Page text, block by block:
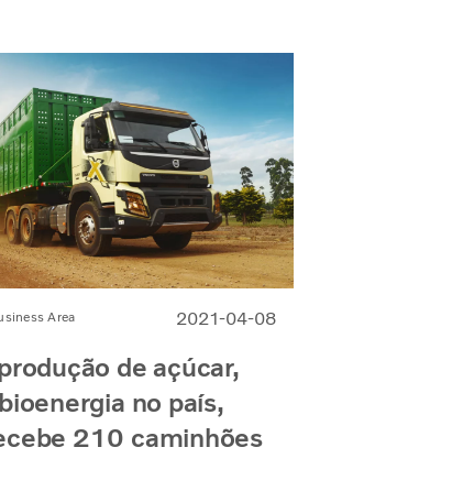
Area 2021-04-08
de açúcar,
no país,
210 caminhões